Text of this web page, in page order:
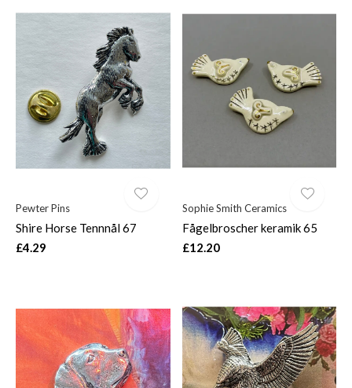
Pewter Pins
Shire Horse Tennnål 67
£4.29
Sophie Smith Ceramics
Fågelbroscher keramik 65
£12.20